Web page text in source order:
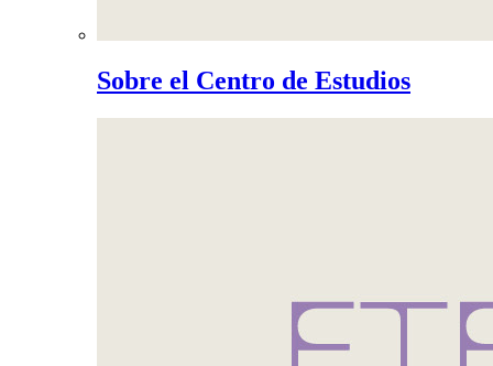
Sobre el Centro de Estudios